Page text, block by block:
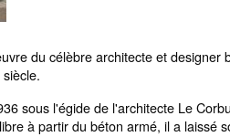
du célèbre architecte et designer
sous l'égide de l'architecte Le
à partir du béton armé, il a laissé